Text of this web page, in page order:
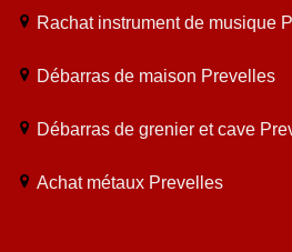
Rachat instrument de musique
Débarras de maison Prevelles
Débarras de grenier et cave
Achat métaux Prevelles